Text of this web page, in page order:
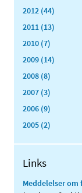
2012 (44)
2011 (13)
2010 (7)
2009 (14)
2008 (8)
2007 (3)
2006 (9)
2005 (2)
Links
Meddelelser